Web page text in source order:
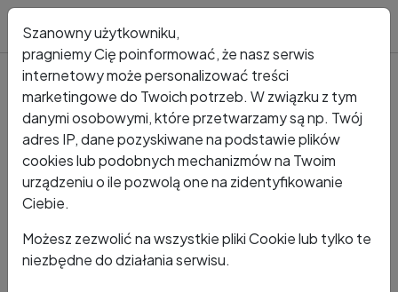
Kto dzwonił? Numer +48 485 320 847
+48 485 320 847
Szanowny użytkowniku,
pragniemy Cię poinformować, że nasz serwis
internetowy może personalizować treści
marketingowe do Twoich potrzeb. W związku z tym
danymi osobowymi, które przetwarzamy są np. Twój
adres IP, dane pozyskiwane na podstawie plików
cookies lub podobnych mechanizmów na Twoim
urządzeniu o ile pozwolą one na zidentyfikowanie
Ciebie.
Możesz zezwolić na wszystkie pliki Cookie lub tylko te
niezbędne do działania serwisu.